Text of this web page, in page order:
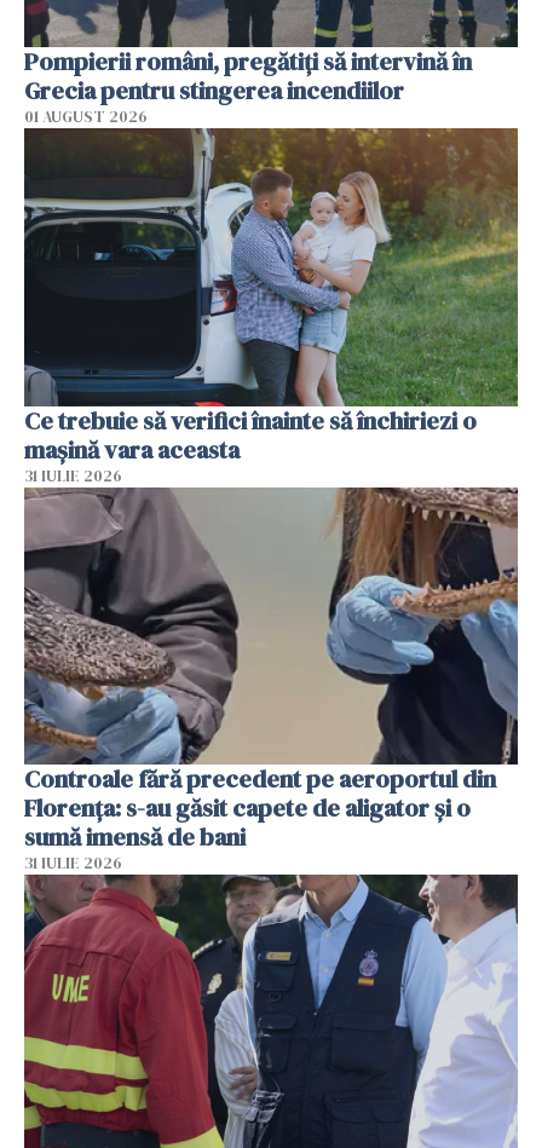
Pompierii români, pregătiţi să intervină în
Grecia pentru stingerea incendiilor
01 AUGUST 2026
Ce trebuie să verifici înainte să închiriezi o
mașină vara aceasta
31 IULIE 2026
Controale fără precedent pe aeroportul din
Florența: s-au găsit capete de aligator și o
sumă imensă de bani
31 IULIE 2026